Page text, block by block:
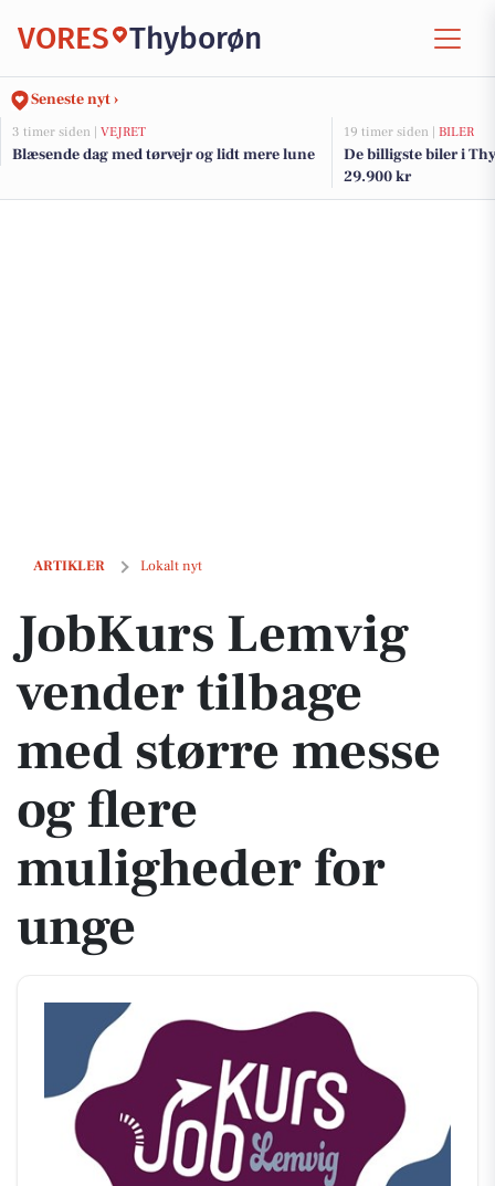
VORES Thyborøn
Seneste nyt ›
3 timer siden | VEJRET
Blæsende dag med tørvejr og lidt mere lune
19 timer siden | BILER
De billigste biler i
29.900 kr
ARTIKLER Lokalt nyt
JobKurs Lemvig vender tilbage med større messe og flere
JobKurs Lemvig
vender tilbage
med større messe
og flere
muligheder for
unge